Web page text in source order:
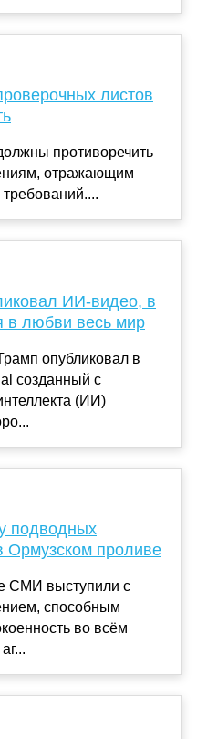
листов
противоречить
отражающим
ИИ-видео, в
в любви весь мир
опубликовал в
созданный с
(ИИ)
подводных
Ормузском проливе
СМИ выступили с
способным
во всём